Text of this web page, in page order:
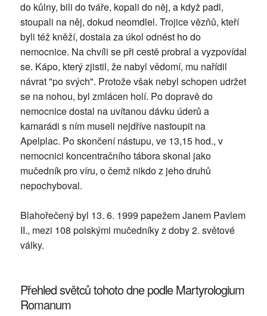
do kůlny, bili do tváře, kopali do něj, a když padl,
stoupali na něj, dokud neomdlel. Trojice vězňů, kteří
byli též kněží, dostala za úkol odnést ho do
nemocnice. Na chvíli se při cestě probral a vyzpovídal
se. Kápo, který zjistil, že nabyl vědomí, mu nařídil
návrat "po svých". Protože však nebyl schopen udržet
se na nohou, byl zmlácen holí. Po dopravě do
nemocnice dostal na uvítanou dávku úderů a
kamarádi s ním museli nejdříve nastoupit na
Apelplac. Po skončení nástupu, ve 13,15 hod., v
nemocnici koncentračního tábora skonal jako
mučedník pro víru, o čemž nikdo z jeho druhů
nepochyboval.
Blahořečený byl 13. 6. 1999 papežem Janem Pavlem
II., mezi 108 polskými mučedníky z doby 2. světové
války.
Přehled světců tohoto dne podle Martyrologium
Romanum